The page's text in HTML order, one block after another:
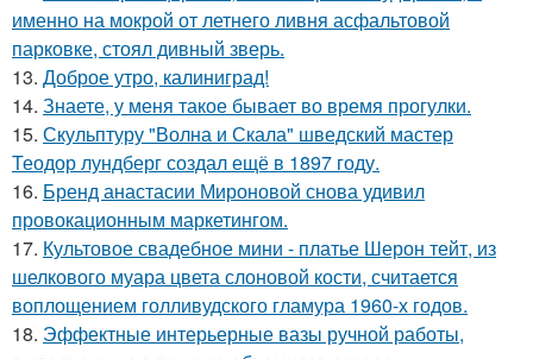
именно на мокрой от летнего ливня асфальтовой
парковке, стоял дивный зверь.
13. Доброе утро, калиниград!
14. Знаете, у меня такое бывает во время прогулки.
15. Скульптуру "Волна и Скала" шведский мастер
Теодор лундберг создал ещё в 1897 году.
16. Бренд анастасии Мироновой снова удивил
провокационным маркетингом.
17. Культовое свадебное мини - платье Шерон тейт, из
шелкового муара цвета слоновой кости, считается
воплощением голливудского гламура 1960-х годов.
18. Эффектные интерьерные вазы ручной работы,